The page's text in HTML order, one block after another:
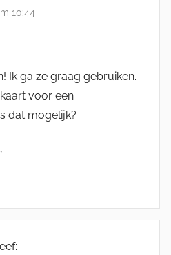
10:44
Ik ga ze graag gebruiken.
voor een
dat mogelijk?